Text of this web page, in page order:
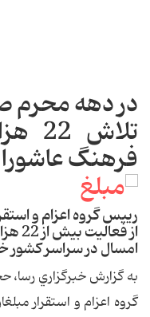
در دهه محرم
فرهنگ
رييس گروه اعزام و
از
امسال در سراسر كشور
به گزارش خبرگزاري
گروه اعزام و استقرار